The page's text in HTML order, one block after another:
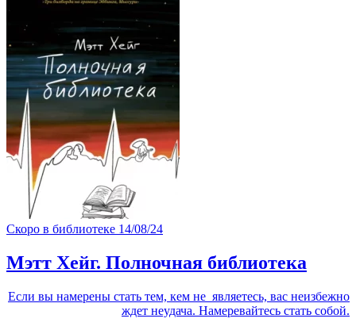
Скоро в библиотеке 14/08/24
Мэтт Хейг. Полночная библиотека
Если вы намерены стать тем, кем не являетесь, вас неизбежно
ждет неудача. Намеревайтесь стать собой.